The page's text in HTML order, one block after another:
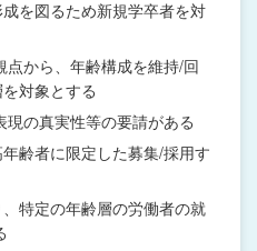
を図るため新規学卒者を対
から、年齢構成を維持/回
対象とする
の真実性等の要請がある
齢者に限定した募集/採用す
特定の年齢層の労働者の就